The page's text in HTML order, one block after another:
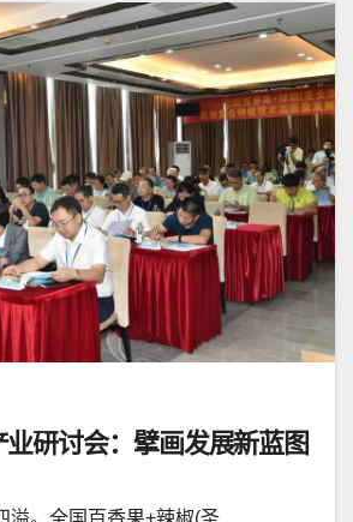
研讨会：擘画发展新蓝图
溢。全国百香果+辣椒(圣…